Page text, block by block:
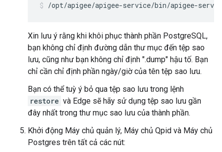
/opt/apigee/apigee-service/bin/apigee-
Xin lưu ý rằng khi khôi phục thành phần PostgreSQL,
bạn không chỉ định đường dẫn thư mục đến tệp sao
lưu, cũng như bạn không chỉ định ".dump" hậu tố. Bạn
chỉ cần chỉ định phần ngày/giờ của tên tệp sao lưu.
Bạn có thể tuỳ ý bỏ qua tệp sao lưu trong lệnh
restore và Edge sẽ hãy sử dụng tệp sao lưu gần
đây nhất trong thư mục sao lưu của thành phần.
Khởi động Máy chủ quản lý, Máy chủ Qpid và Máy chủ
Postgres trên tất cả các nút: